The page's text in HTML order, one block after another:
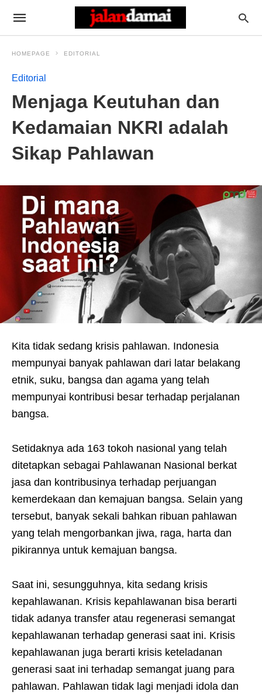
HOMEPAGE EDITORIAL
Editorial
Menjaga Keutuhan dan
Kedamaian NKRI adalah
Sikap Pahlawan
Kita tidak sedang krisis pahlawan. Indonesia
mempunyai banyak pahlawan dari latar belakang
etnik, suku, bangsa dan agama yang telah
mempunyai kontribusi besar terhadap perjalanan
bangsa.
Setidaknya ada 163 tokoh nasional yang telah
ditetapkan sebagai Pahlawanan Nasional berkat
jasa dan kontribusinya terhadap perjuangan
kemerdekaan dan kemajuan bangsa. Selain yang
tersebut, banyak sekali bahkan ribuan pahlawan
yang telah mengorbankan jiwa, raga, harta dan
pikirannya untuk kemajuan bangsa.
Saat ini, sesungguhnya, kita sedang krisis
kepahlawanan. Krisis kepahlawanan bisa berarti
tidak adanya transfer atau regenerasi semangat
kepahlawanan terhadap generasi saat ini. Krisis
kepahlawanan juga berarti krisis keteladanan
generasi saat ini terhadap semangat juang para
pahlawan. Pahlawan tidak lagi menjadi idola dan